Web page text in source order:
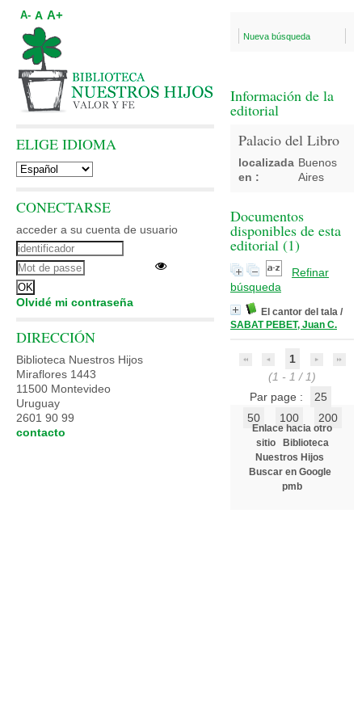
Nueva búsqueda
Información de la
editorial
Palacio del Libro
localizada
en :
Buenos
Aires
Documentos
disponibles de esta
editorial (1)
Refinar
búsqueda
El cantor del tala /
SABAT PEBET, Juan C.
1
(1 - 1 / 1)
Par page :
25
50
100 200
Enlace hacia otro
sitio
Biblioteca
Nuestros Hijos
Buscar en Google
pmb
A- A A+
ELIGE IDIOMA
CONECTARSE
acceder a su cuenta de usuario
Olvidé mi contraseña
DIRECCIÓN
Biblioteca Nuestros Hijos
Miraflores 1443
11500 Montevideo
Uruguay
2601 90 99
contacto